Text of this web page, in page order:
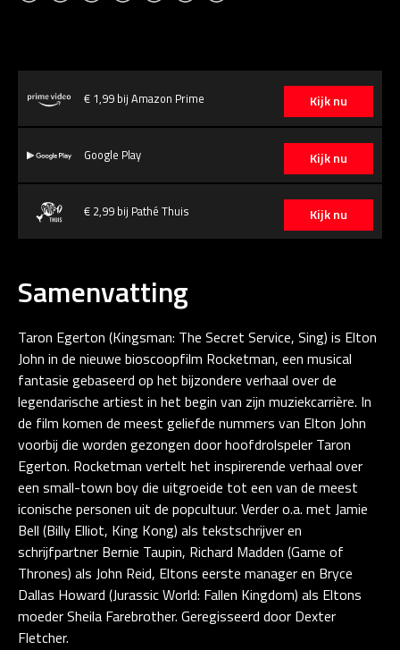
Kijk nu
€ 1,99 bij Amazon Prime
Kijk nu
Google Play
Kijk nu
€ 2,99 bij Pathé Thuis
Samenvatting
Taron Egerton (Kingsman: The Secret Service, Sing) is Elton
John in de nieuwe bioscoopfilm Rocketman, een musical
fantasie gebaseerd op het bijzondere verhaal over de
legendarische artiest in het begin van zijn muziekcarrière. In
de film komen de meest geliefde nummers van Elton John
voorbij die worden gezongen door hoofdrolspeler Taron
Egerton. Rocketman vertelt het inspirerende verhaal over
een small-town boy die uitgroeide tot een van de meest
iconische personen uit de popcultuur. Verder o.a. met Jamie
Bell (Billy Elliot, King Kong) als tekstschrijver en
schrijfpartner Bernie Taupin, Richard Madden (Game of
Thrones) als John Reid, Eltons eerste manager en Bryce
Dallas Howard (Jurassic World: Fallen Kingdom) als Eltons
moeder Sheila Farebrother. Geregisseerd door Dexter
Fletcher.